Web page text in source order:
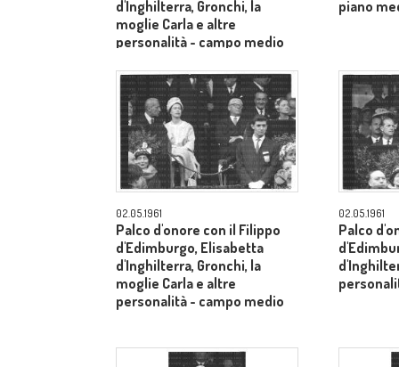
d'Inghilterra, Gronchi, la
moglie Carla e altre
personalità - campo medio
piano
02.05.1961
Palco d'onore con il Filippo
d'Edimburgo, Elisabetta
d'Inghilterra, Gronchi, la
moglie Carla e altre
personalità - campo medio
02.05.1961
Palco